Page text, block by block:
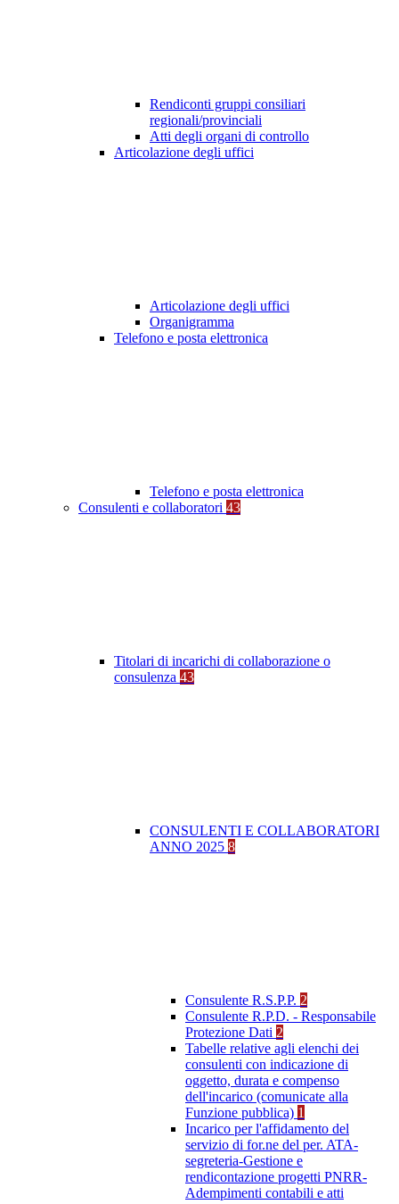
Rendiconti gruppi consiliari
regionali/provinciali
Atti degli organi di controllo
Articolazione degli uffici
Articolazione degli uffici
Organigramma
Telefono e posta elettronica
Telefono e posta elettronica
Consulenti e collaboratori 43
Titolari di incarichi di collaborazione o
consulenza 43
CONSULENTI E COLLABORATORI
ANNO 2025 8
Consulente R.S.P.P. 2
Consulente R.P.D. - Responsabile
Protezione Dati 2
Tabelle relative agli elenchi dei
consulenti con indicazione di
oggetto, durata e compenso
dell'incarico (comunicate alla
Funzione pubblica) 1
Incarico per l'affidamento del
servizio di for.ne del per. ATA-
segreteria-Gestione e
rendicontazione progetti PNRR-
Adempimenti contabili e atti